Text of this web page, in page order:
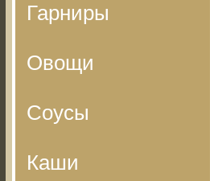
Гарниры
Овощи
Соусы
Каши